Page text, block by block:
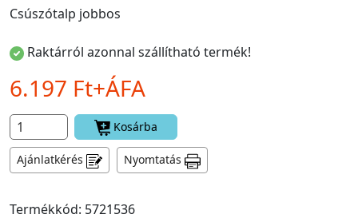
Csúszótalp jobbos
Raktárról azonnal szállítható termék!
6.197 Ft+ÁFA
Kosárba
Ajánlatkérés Nyomtatás
Termékkód: 5721536